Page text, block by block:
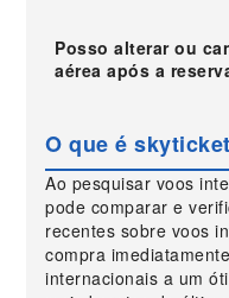
Posso alterar ou
aérea após a
O que é
Ao pesquisar voos
pode comparar e
recentes sobre voos
compra
internacionais a um